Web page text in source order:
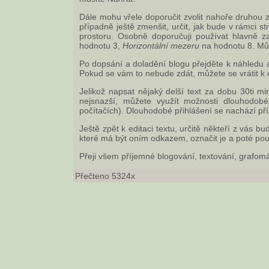
Dále mohu vřele doporučit zvolit nahoře druhou
případně ještě zmenšit, určit, jak bude v rámci
prostoru. Osobně doporučuji používat hlavně
hodnotu 3, Horizontální mezeru na hodnotu 8.
Po dopsání a doladění blogu přejděte k
Pokud se vám to nebude zdát, můžete se vrátit
Jelikož napsat nějaký delší text za dobu 30ti
nejsnazší, můžete využít možnosti
počítačích). Dlouhodobé přihlášení se nachází
Ještě zpět k editaci textu, určitě někteří z vás
které má být oním odkazem, označit je a poté
Přeji všem příjemné blogování, textování,
Přečteno 5324x